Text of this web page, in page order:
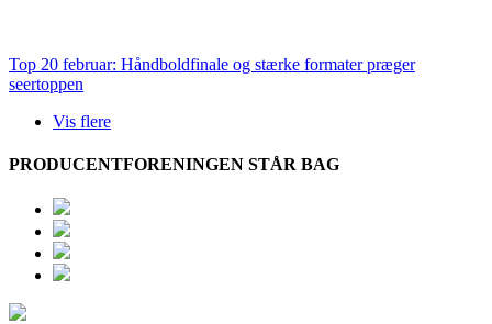
Top 20 februar: Håndboldfinale og stærke formater præger
seertoppen
Vis flere
PRODUCENTFORENINGEN STÅR BAG